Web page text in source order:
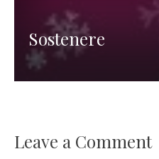
Sostenere
Leave a Comment